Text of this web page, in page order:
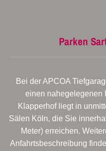
Parken
Bei der APCOA
einen nahegelegenen
Klapperhof liegt in
Sälen Köln, die Sie
Meter) erreichen.
Anfahrtsbeschreibung